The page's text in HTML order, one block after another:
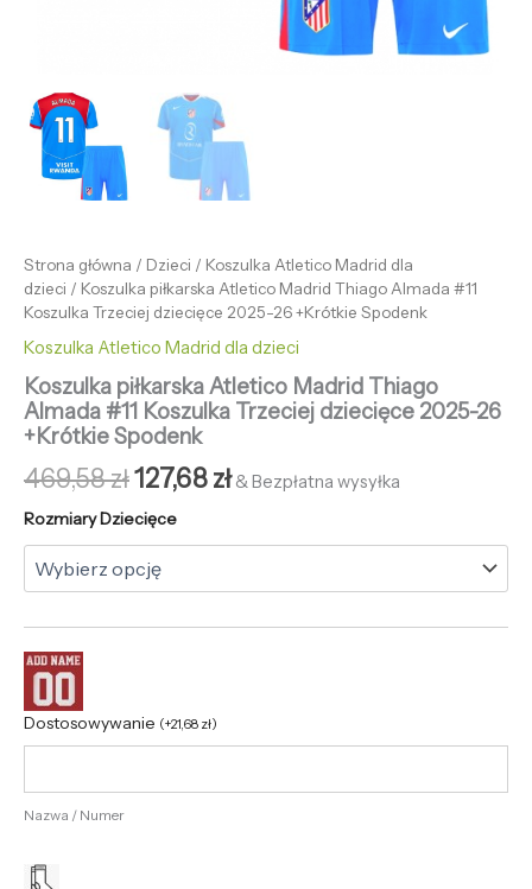
Strona główna / Dzieci / Koszulka Atletico Madrid dla
dzieci / Koszulka piłkarska Atletico Madrid Thiago Almada #11
Koszulka Trzeciej dziecięce 2025-26 +Krótkie Spodenk
Koszulka Atletico Madrid dla dzieci
Koszulka piłkarska Atletico Madrid Thiago
Almada #11 Koszulka Trzeciej dziecięce 2025-26
+Krótkie Spodenk
469,58zł127,68zł & Bezpłatna wysyłka
Rozmiary Dziecięce
Dostosowywanie (+21,68 zł)
Nazwa / Numer